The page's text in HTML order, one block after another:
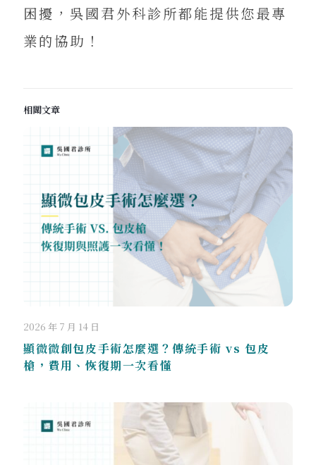
困擾，吳國君外科診所都能提供您最專
業的協助！
相關文章
2026 年 7 月 14 日
顯微微創包皮手術怎麼選？傳統手術 vs 包皮
槍，費用、恢復期一次看懂